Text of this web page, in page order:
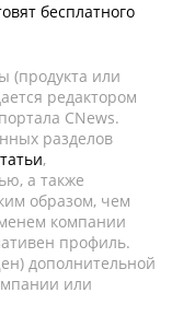
бесплатного
(продукта или
редактором
CNews.
разделов
,
а также
образом, чем
компании
профиль.
дополнительной
или